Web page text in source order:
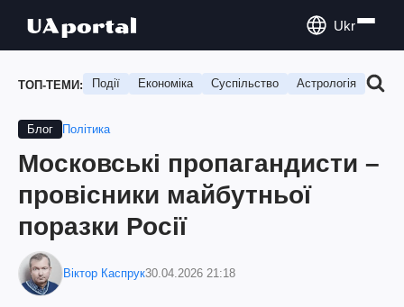
Ukr
ТОП-ТЕМИ: Події Економіка Суспільство Астрологія
Блог Політика
Московські пропагандисти –
провісники майбутньої
поразки Росії
Віктор Каспрук30.04.2026 21:18